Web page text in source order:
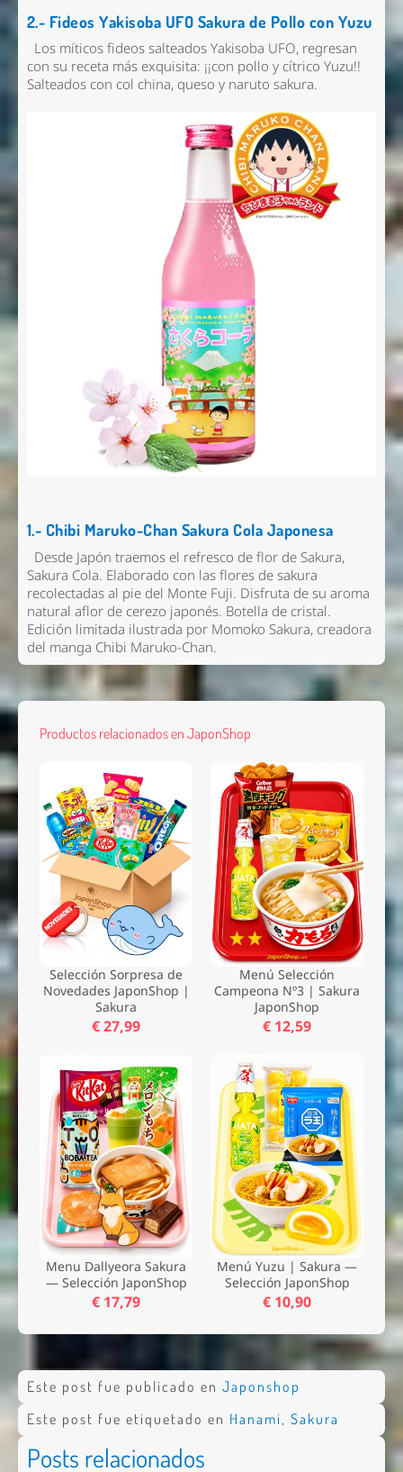
2.- Fideos Yakisoba UFO Sakura de Pollo con Yuzu
Los míticos fideos salteados Yakisoba UFO, regresan
con su receta más exquisita: ¡¡con pollo y cítrico Yuzu!!
Salteados con col china, queso y naruto sakura.
1.- Chibi Maruko-Chan Sakura Cola Japonesa
Desde Japón traemos el refresco de flor de Sakura,
Sakura Cola. Elaborado con las flores de sakura
recolectadas al pie del Monte Fuji. Disfruta de su aroma
natural aflor de cerezo japonés. Botella de cristal.
Edición limitada ilustrada por Momoko Sakura, creadora
del manga Chibi Maruko-Chan.
Productos relacionados en JaponShop
Selección Sorpresa de
Novedades JaponShop |
Sakura
€ 27,99
Menú Selección
Campeona Nº3 | Sakura
JaponShop
€ 12,59
Menu Dallyeora Sakura
— Selección JaponShop
€ 17,79
Menú Yuzu | Sakura —
Selección JaponShop
€ 10,90
Este post fue publicado en Japonshop
Este post fue etiquetado en Hanami, Sakura
Posts relacionados